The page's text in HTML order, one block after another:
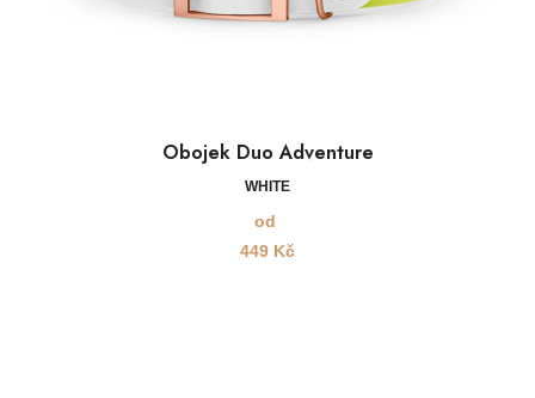
Obojek Duo Adventure
WHITE
od
449 Kč